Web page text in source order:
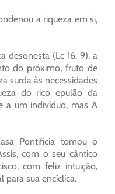
a riqueza em si,
desonesta (Lc 16, 9), a
do próximo, fruto de
surda às necessidades
do rico epulão da
a um indivíduo, mas A
Pontifícia tomou o
com o seu cântico
com feliz intuição,
para sua encíclica.